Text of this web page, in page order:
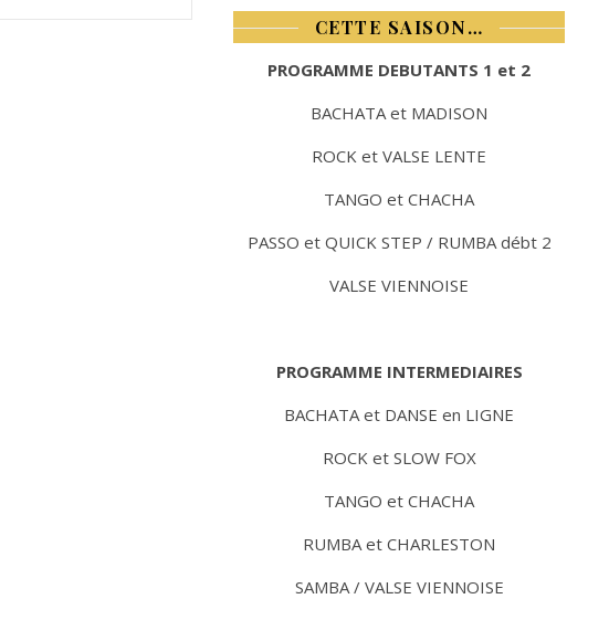
CETTE SAISON…
PROGRAMME DEBUTANTS 1 et 2
BACHATA et MADISON
ROCK et VALSE LENTE
TANGO et CHACHA
PASSO et QUICK STEP / RUMBA débt 2
VALSE VIENNOISE
PROGRAMME INTERMEDIAIRES
BACHATA et DANSE en LIGNE
ROCK et SLOW FOX
TANGO et CHACHA
RUMBA et CHARLESTON
SAMBA / VALSE VIENNOISE